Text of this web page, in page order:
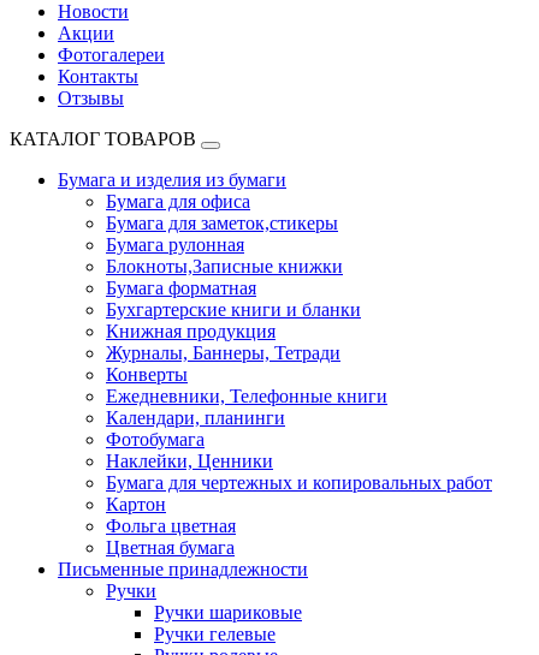
Новости
Акции
Фотогалереи
Контакты
Отзывы
КАТАЛОГ ТОВАРОВ
Бумага и изделия из бумаги
Бумага для офиса
Бумага для заметок,стикеры
Бумага рулонная
Блокноты,Записные книжки
Бумага форматная
Бухгартерские книги и бланки
Книжная продукция
Журналы, Баннеры, Тетради
Конверты
Ежедневники, Телефонные книги
Календари, планинги
Фотобумага
Наклейки, Ценники
Бумага для чертежных и копировальных работ
Картон
Фольга цветная
Цветная бумага
Письменные принадлежности
Ручки
Ручки шариковые
Ручки гелевые